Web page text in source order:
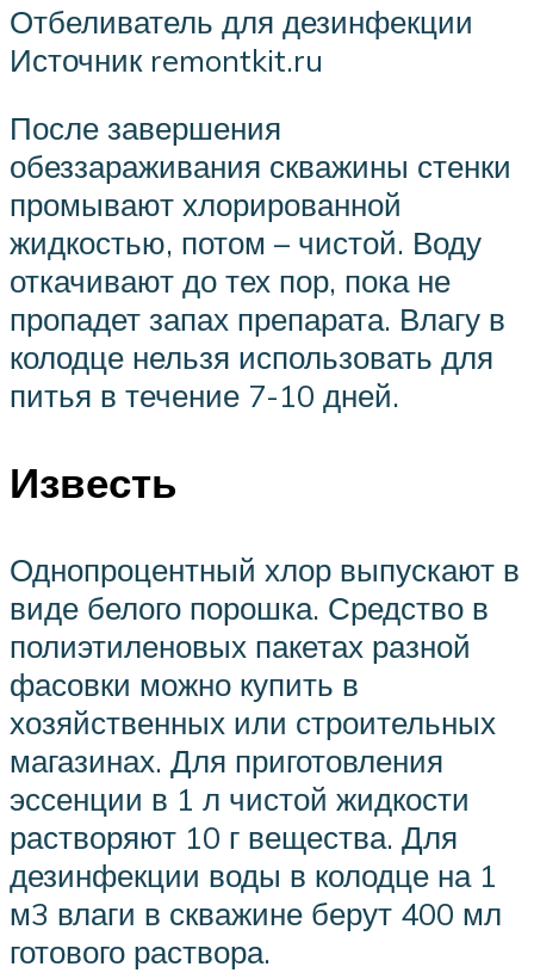
Отбеливатель для дезинфекции
Источник remontkit.ru
После завершения
обеззараживания скважины стенки
промывают хлорированной
жидкостью, потом – чистой. Воду
откачивают до тех пор, пока не
пропадет запах препарата. Влагу в
колодце нельзя использовать для
питья в течение 7-10 дней.
Известь
Однопроцентный хлор выпускают в
виде белого порошка. Средство в
полиэтиленовых пакетах разной
фасовки можно купить в
хозяйственных или строительных
магазинах. Для приготовления
эссенции в 1 л чистой жидкости
растворяют 10 г вещества. Для
дезинфекции воды в колодце на 1
м3 влаги в скважине берут 400 мл
готового раствора.